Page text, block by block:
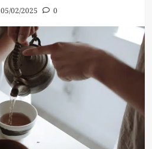
05/02/2025 0